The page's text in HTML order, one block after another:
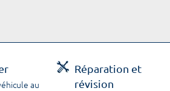
au
Réparation et
révision